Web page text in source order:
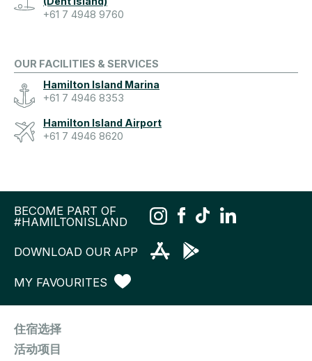
+61 7 4948 9760
OUR FACILITIES & SERVICES
Hamilton Island Marina
+61 7 4946 8353
Hamilton Island Airport
+61 7 4946 8620
BECOME PART OF
#HAMILTONISLAND
DOWNLOAD OUR APP
MY FAVOURITES
住宿选择
活动项目